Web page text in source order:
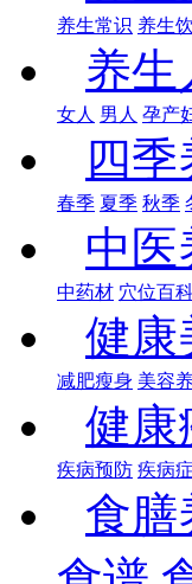
养生常识 养生
养生
女人 男人 孕产
四季
春季 夏季 秋季
中医
中药材 穴位百
健康
减肥瘦身 美容
健康
疾病预防 疾病
食膳